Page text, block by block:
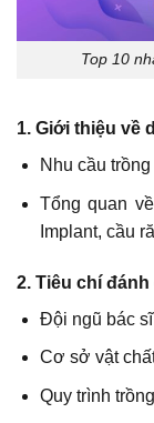
Top 10
1. Giới thiệu về
Nhu cầu
Tổng quan
Implant, cầu
2. Tiêu chí
Đội ngũ bác
Cơ sở vật
Quy trình